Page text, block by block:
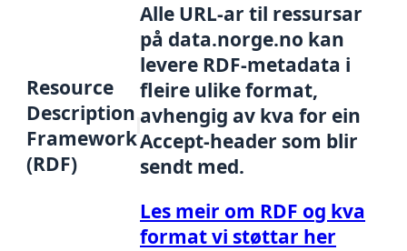
Resource
Description
Framework
(RDF)
Alle URL-ar til ressursar
på data.norge.no kan
levere RDF-metadata i
fleire ulike format,
avhengig av kva for ein
Accept-header som blir
sendt med.
Les meir om RDF og kva
format vi støttar her